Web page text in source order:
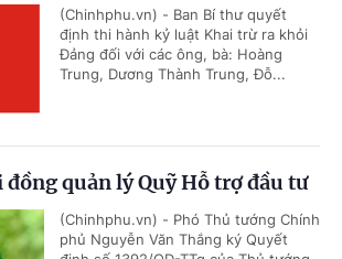
(Chinhphu.vn) - Ban Bí thư quyết
định thi hành kỷ luật Khai trừ ra khỏi
Đảng đối với các ông, bà: Hoàng
Trung, Dương Thành Trung, Đỗ...
quản lý Quỹ Hỗ trợ đầu tư
(Chinhphu.vn) - Phó Thủ tướng Chính
phủ Nguyễn Văn Thắng ký Quyết